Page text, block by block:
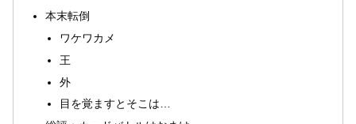
本末転倒
ワケワカメ
王
外
目を覚ますとそこは…